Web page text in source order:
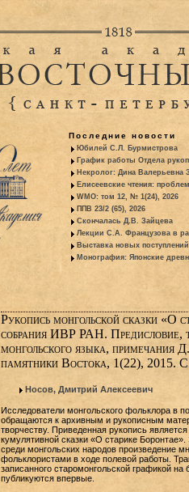
Последние новости
Юбилей С.Л. Бурмистрова
График работы Отдела
Некролог: Дина Валерьевна
Елисеевские чтения:
WMO: том 12, № 1(24), 2026
ППВ 23/2 (65), 2026
Скончалась Д.В. Зайцева
Лекции С.А. Французова в
Выставка новых
Монография: Японские
Рукопись монгольской сказки «О
собрания ИВР РАН. Предисловие,
монгольского языка,
памятники Востока, 1(22), 2015.
Носов, Дмитрий Алексеевич
Исследователи монгольского фольклора в
обращаются к архивным и рукописным
творчеству. Приведенная рукопись
кумулятивной сказки «О старике
среди монгольских народов произведение
фольклористами в ходе полевой работы.
записанного старомонгольской графикой на
публикуются впервые.